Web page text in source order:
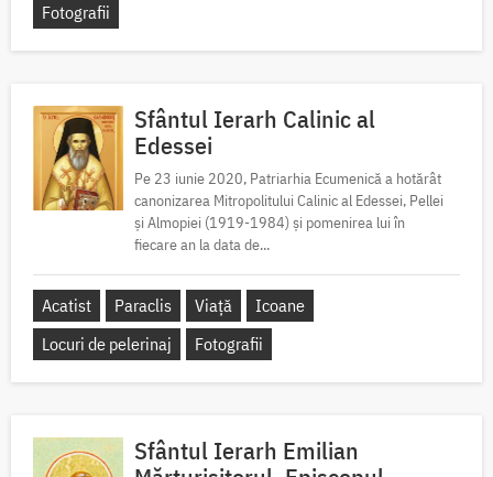
Fotografii
Sfântul Ierarh Calinic al
Edessei
Pe 23 iunie 2020, Patriarhia Ecumenică a hotărât
canonizarea Mitropolitului Calinic al Edessei, Pellei
și Almopiei (1919-1984) și pomenirea lui în
fiecare an la data de...
Acatist Paraclis Viață
Icoane
Locuri de pelerinaj
Fotografii
Sfântul Ierarh Emilian